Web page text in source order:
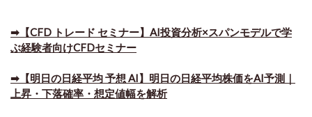
➡【CFD トレード セミナー】AI投資分析×スパンモデルで学
ぶ経験者向けCFDセミナー
➡【明日の日経平均 予想 AI】明日の日経平均株価をAI予測｜
上昇・下落確率・想定値幅を解析